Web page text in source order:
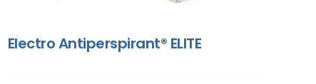
Electro Antiperspirant® ELITE